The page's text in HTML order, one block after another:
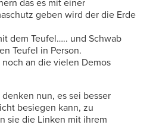
das es mit einer
geben wird der die Erde
dem Teufel….. und Schwab
Teufel in Person.
an die vielen Demos
nun, es sei besser
besiegen kann, zu
sie die Linken mit ihrem